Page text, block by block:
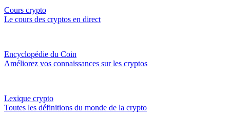
Cours crypto
Le cours des cryptos en direct
Encyclopédie du Coin
Améliorez vos connaissances sur les cryptos
Lexique crypto
Toutes les définitions du monde de la crypto